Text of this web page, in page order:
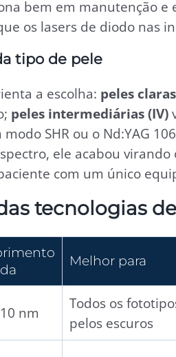
bem em manutenção e
os lasers de diodo nas
tipo de pele
a escolha: peles
peles intermediárias (IV)
SHR ou o Nd:YAG
ele acabou
com um único
tecnologias
Melhor para
nm
Todos os
pelos escuros